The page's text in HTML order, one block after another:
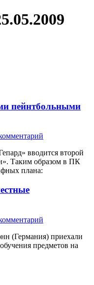
пейнтбольными
вводится второй
Таким образом в ПК
плана:
(Германия) приехали
предметов на